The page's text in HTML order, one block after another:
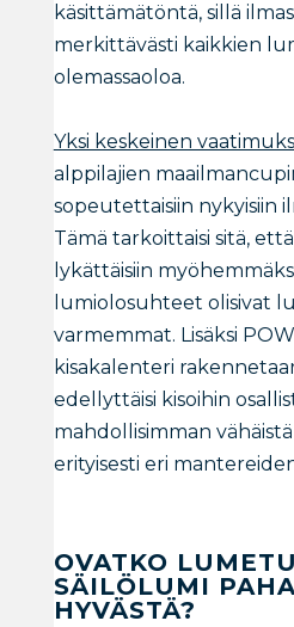
käsittämätöntä, sillä
merkittävästi kaikkien
olemassaoloa.
Yksi keskeinen
alppilajien
sopeutettaisiin nykyisiin
Tämä tarkoittaisi sitä,
lykättäisiin
lumiolosuhteet olisivat
varmemmat. Lisäksi
kisakalenteri
edellyttäisi kisoihin
mahdollisimman
erityisesti eri
OVATKO
SÄILÖLUMI
HYVÄSTÄ?